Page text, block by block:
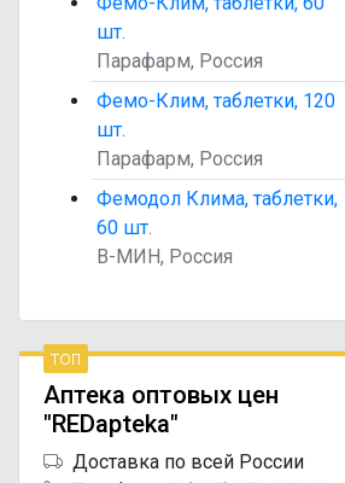
шт.
Парафарм, Россия
Фемо-Клим, таблетки, 120
шт.
Парафарм, Россия
Фемодол Клима, таблетки,
60 шт.
В-МИН, Россия
топ
Аптека оптовых цен
"REDapteka"
Доставка по всей России